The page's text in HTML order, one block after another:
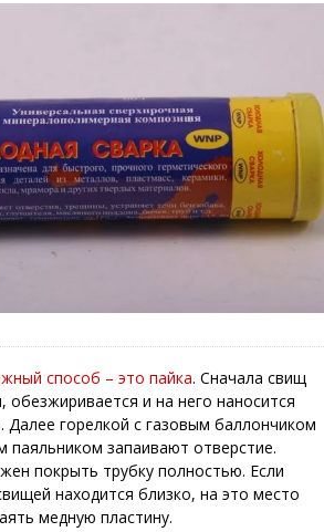
способ – это пайка. Сначала свищ
обезжиривается и на него наносится
Далее горелкой с газовым баллончиком
запаивают отверстие.
покрыть трубку полностью. Если
находится близко, на это место
медную пластину.